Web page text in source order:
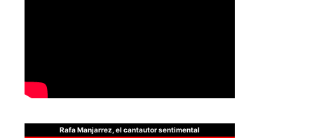
Rafa Manjarrez, el cantautor sentimental